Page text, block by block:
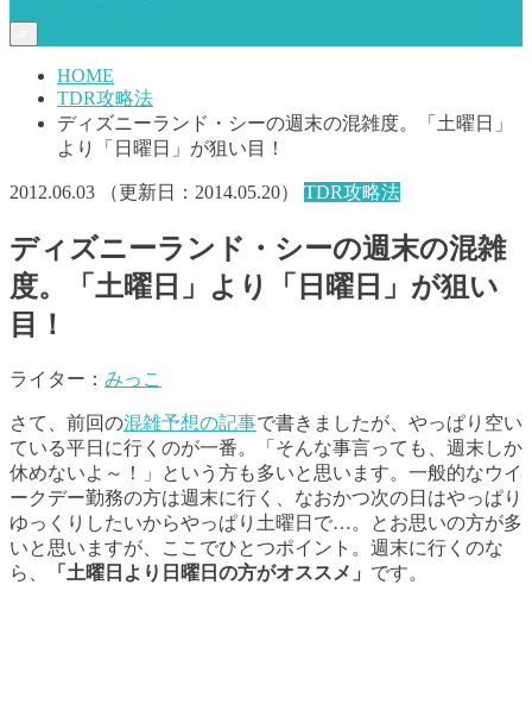
HOME
TDR攻略法
ディズニーランド・シーの週末の混雑度。「土曜日」
より「日曜日」が狙い目！
2012.06.03 （更新日： 2014.05.20） TDR攻略法
ディズニーランド・シーの週末の混雑
度。「土曜日」より「日曜日」が狙い
目！
ライター： みっこ
さて、前回の混雑予想の記事で書きましたが、やっぱり空い
ている平日に行くのが一番。「そんな事言っても、週末しか
休めないよ～！」という方も多いと思います。一般的なウイ
ークデー勤務の方は週末に行く、なおかつ次の日はやっぱり
ゆっくりしたいからやっぱり土曜日で…。とお思いの方が多
いと思いますが、ここでひとつポイント。週末に行くのな
ら、
「土曜日より日曜日の方がオススメ」 です。